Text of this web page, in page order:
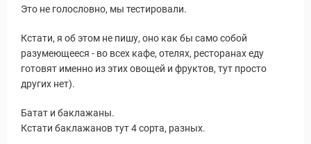
Это не голословно, мы тестировали.
Кстати, я об этом не пишу, оно как бы само собой
разумеющееся - во всех кафе, отелях, ресторанах еду
готовят именно из этих овощей и фруктов, тут просто
других нет).
Батат и баклажаны.
Кстати баклажанов тут 4 сорта, разных.